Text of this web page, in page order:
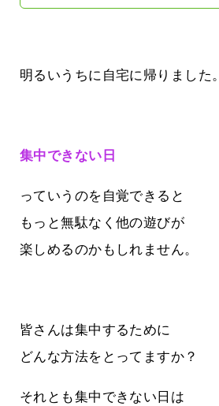
明るいうちに自宅に帰りました。
集中できない日
っていうのを自覚できると
もっと無駄なく他の遊びが
楽しめるのかもしれません。
皆さんは集中するために
どんな方法をとってますか？
それとも集中できない日は